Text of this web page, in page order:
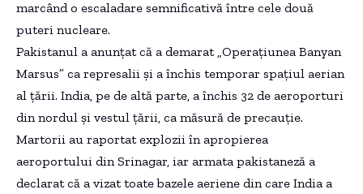
marcând o escaladare semnificativă între cele două
puteri nucleare.
Pakistanul a anunțat că a demarat „Operațiunea Banyan
Marsus” ca represalii și a închis temporar spațiul aerian
al țării. India, pe de altă parte, a închis 32 de aeroporturi
din nordul și vestul țării, ca măsură de precauție.
Martorii au raportat explozii în apropierea
aeroportului din Srinagar, iar armata pakistaneză a
declarat că a vizat toate bazele aeriene din care India a